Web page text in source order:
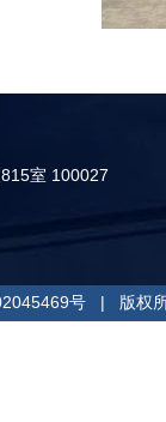
室 100027
号 | 版权